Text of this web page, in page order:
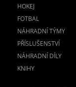
HOKEJ
FOTBAL
NÁHRADNÍ TÝMY
PŘÍSLUŠENSTVÍ
NÁHRADNÍ DÍLY
KNIHY